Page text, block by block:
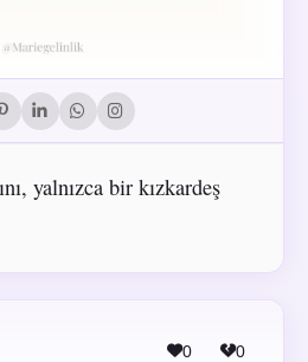
yalnızca bir kızkardeş
0 0